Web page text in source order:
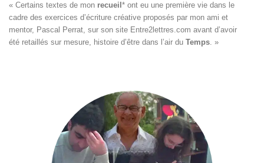
« Certains textes de mon recueil * ont eu une première vie dans le
cadre des exercices d’écriture créative proposés par mon ami et
mentor, Pascal Perrat, sur son site Entre2lettres.com avant d’avoir
été retaillés sur mesure, histoire d’être dans l’air du Temps. »